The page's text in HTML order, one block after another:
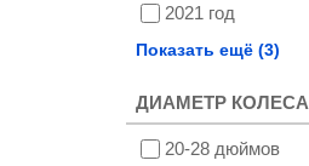
2021 год
2020 год
2014 год
Показать ещё (3)
ДИАМЕТР КОЛЕСА
20-28 дюймов